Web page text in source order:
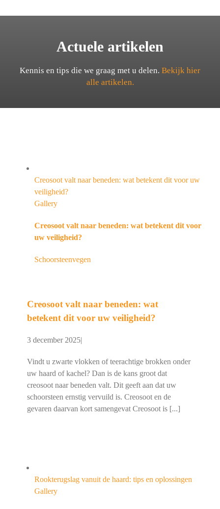
Actuele artikelen
Kennis en tips die we graag met u delen. Bekijk hier
alle artikelen.
Creosoot valt naar beneden: wat betekent dit voor uw
veiligheid?
Gallery
Creosoot valt naar beneden: wat betekent dit voor
uw veiligheid?
Schoorsteenvegen
Creosoot valt naar beneden: wat
betekent dit voor uw veiligheid?
3 december 2025|
Vindt u zwarte vlokken of teerachtige brokken onder
uw haard of kachel? Dan is de kans groot dat
creosoot naar beneden valt. Dit geeft aan dat uw
schoorsteen ernstig vervuild is. Creosoot en de
gevaren daarvan kort samengevat Creosoot is [...]
Rookterugslag vanuit de haard: tips en oplossingen
Gallery